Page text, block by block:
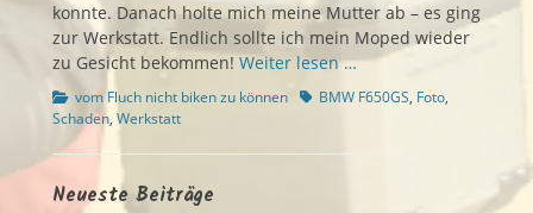
konnte. Danach holte mich meine Mutter ab – es ging
zur Werkstatt. Endlich sollte ich mein Moped wieder
zu Gesicht bekommen! Weiter lesen …
Kategorien
vom Fluch nicht biken zu können Schlagworte
BMW F650GS, Foto,
Schaden, Werkstatt
Neueste Beiträge